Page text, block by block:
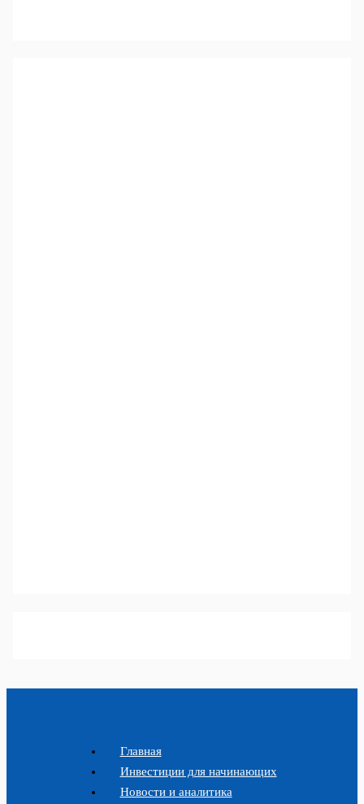
Главная
Инвестиции для начинающих
Новости и аналитика